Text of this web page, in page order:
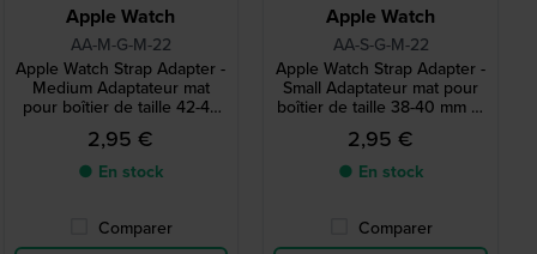
Apple Watch
AA-M-G-M-22
Apple Watch Strap Adapter -
Medium Adaptateur mat
pour boîtier de taille 42-44
mm et bracelet de 22 mm
2,95 €
● En stock
Comparer
Apple Watch
AA-S-G-M-22
Apple Watch Strap Adapter -
Small Adaptateur mat pour
boîtier de taille 38-40 mm et
bracelet de 22 mm
2,95 €
● En stock
Comparer